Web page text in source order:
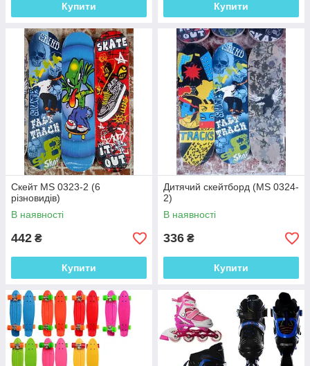
Купити Купити
Скейт MS 0323-2 (6
різновидів)
В наявності
442 ₴
Купити
Дитячий скейтборд (MS 0324-
2)
В наявності
336 ₴
Купити